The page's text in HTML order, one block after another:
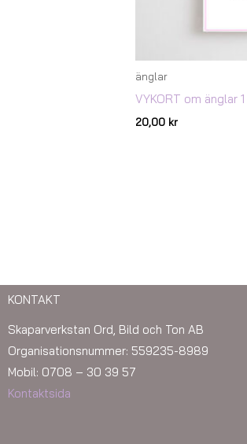
änglar
VYKORT om änglar 1
20,00 kr
KONTAKT
Skaparverkstan Ord, Bild och Ton AB
Organisationsnummer: 559235-8989
Mobil: 0708 – 30 39 57
Kontaktsida